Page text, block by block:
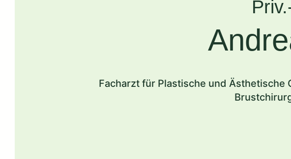
Facharzt für Plastische und